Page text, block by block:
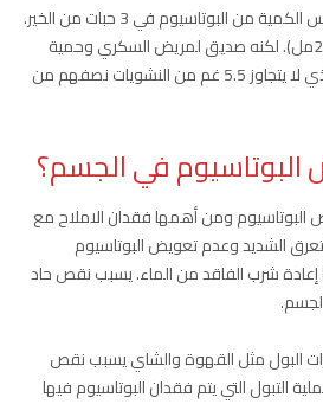
أما الخيار فهو يحتوي على نفس الكمية من البوتاسيوم في 3 حبات من الخير.
مع كوب كامل من الماء (240مل). لكنه صديق لمريض السكري وحمية
الكيتو نظرا لانخفاض السكر الذي لا يتجاوز 5.5 غم من النشويات نصفهم من
في الجسم؟
البوتاسيوم ومن أهمها فقدان الاملاح مع
الشديد وعدم تعويض البوتاسيوم
إعادة شرب الفاقد من الماء. يسبب نقص حاد
البول مثل القهوة والشاي يسبب نقص
التبول التي يتم فقدان البوتاسيوم فيها